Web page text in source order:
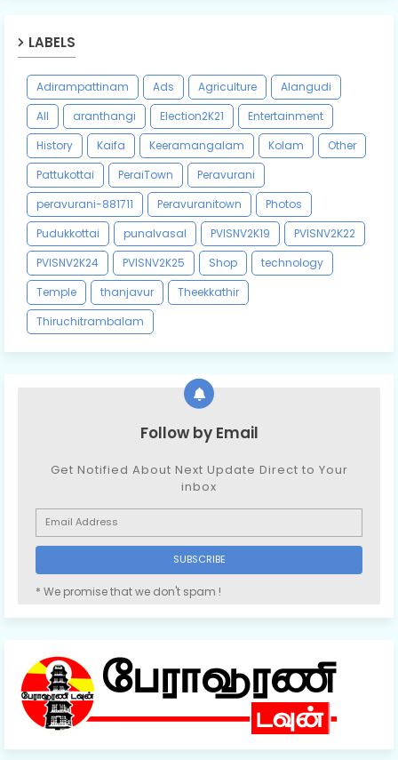
LABELS
Adirampattinam Ads Agriculture
Alangudi
All
aranthangi Election2K21
Entertainment
History
Kaifa Keeramangalam Kolam
Other
Pattukottai
PeraiTown
Peravurani
peravurani-881711
Peravuranitown
Photos
Pudukkottai
punalvasal PVISNV2K19
PVISNV2K22
PVISNV2K24
PVISNV2K25 Shop
technology
Temple
thanjavur
Theekkathir
Thiruchitrambalam
Follow by Email
Get Notified About Next Update Direct to Your
inbox
* We promise that we don't spam !